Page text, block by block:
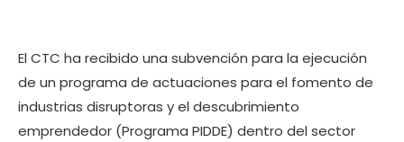
El CTC ha recibido una subvención para la ejecución
de un programa de actuaciones para el fomento de
industrias disruptoras y el descubrimiento
emprendedor (Programa PIDDE) dentro del sector